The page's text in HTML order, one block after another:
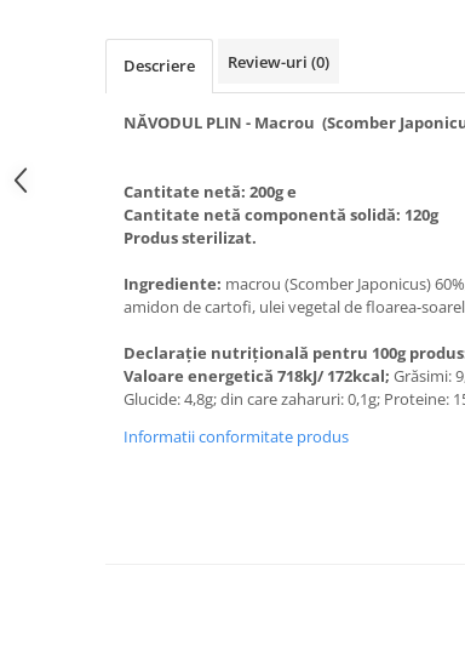
Descriere Review-uri (0)
NĂVODUL PLIN - Macrou
Cantitate netă:
Cantitate netă
Produs sterilizat.
Ingrediente: macrou (Scomber Japonicus)
amidon de cartofi, ulei vegetal de floarea-
Declarație nutrițională pentru 100g
Valoare energetică 718kJ/ 172kcal; Grăsimi:
Glucide: 4,8g; din care zaharuri: 0,1g; Proteine:
Informatii conformitate produs